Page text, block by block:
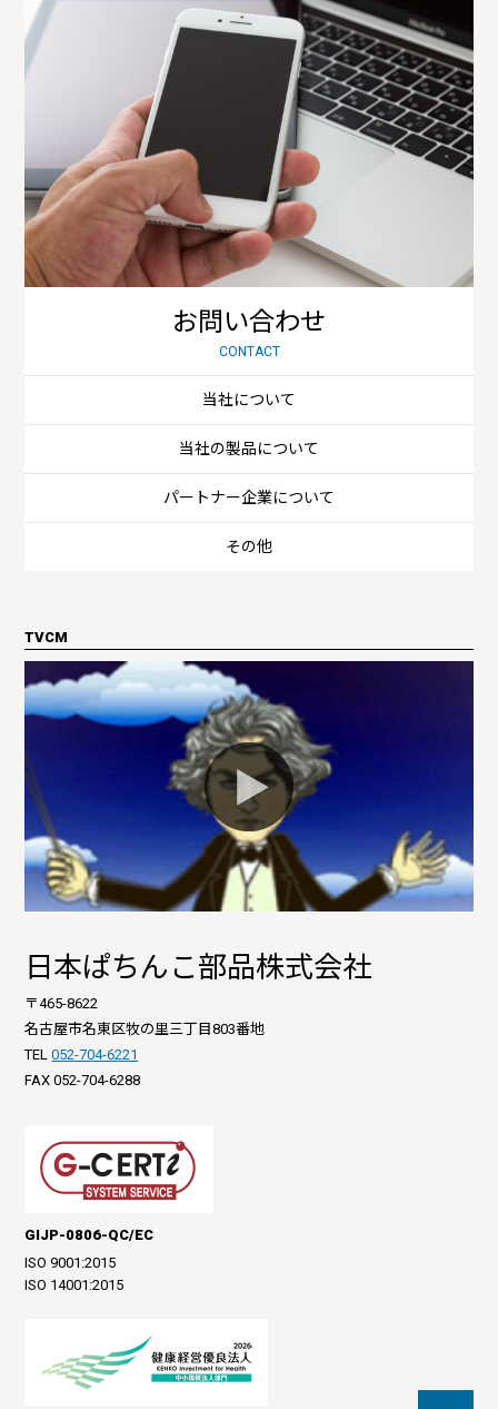
お問い合わせ
CONTACT
当社について
当社の製品について
パートナー企業について
その他
日本ぱちんこ部品株式会社
〒465-8622
名古屋市名東区牧の里三丁目803番地
TEL052-704-6221
FAX 052-704-6288
GIJP-0806-QC/EC
ISO 9001:2015
ISO 14001:2015
TVCM